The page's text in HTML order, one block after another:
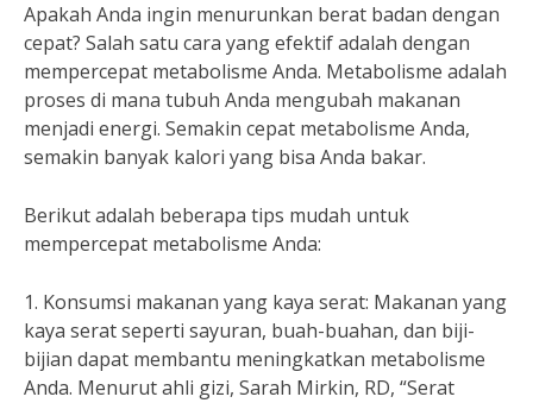
Apakah Anda ingin menurunkan berat badan dengan
cepat? Salah satu cara yang efektif adalah dengan
mempercepat metabolisme Anda. Metabolisme adalah
proses di mana tubuh Anda mengubah makanan
menjadi energi. Semakin cepat metabolisme Anda,
semakin banyak kalori yang bisa Anda bakar.
Berikut adalah beberapa tips mudah untuk
mempercepat metabolisme Anda:
1. Konsumsi makanan yang kaya serat: Makanan yang
kaya serat seperti sayuran, buah-buahan, dan biji-
bijian dapat membantu meningkatkan metabolisme
Anda. Menurut ahli gizi, Sarah Mirkin, RD, “Serat